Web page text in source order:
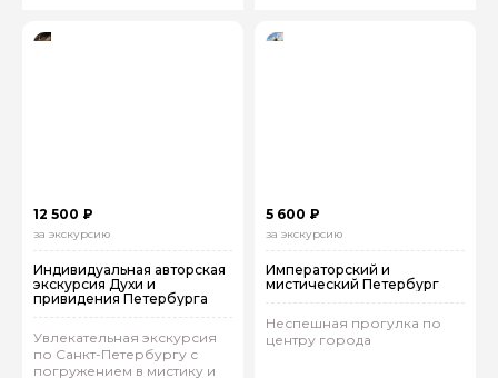
12 500 ₽
за экскурсию
Индивидуальная авторская
экскурсия Духи и
привидения Петербурга
Увлекательная экскурсия
по Санкт-Петербургу с
погружением в мистику и
5 600 ₽
за экскурсию
Императорский и
мистический Петербург
Неспешная прогулка по
центру города